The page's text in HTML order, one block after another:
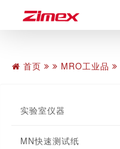
首页 MRO工业品
实验室仪器
MN快速测试纸